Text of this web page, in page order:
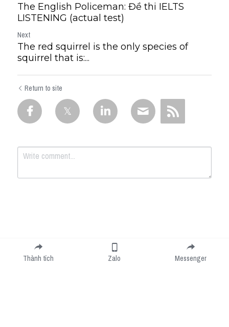
The English Policeman: Đề thi IELTS
LISTENING (actual test)
Next
The red squirrel is the only species of
squirrel that is:...
Return to site
Submit
Thành tích Zalo Messenger